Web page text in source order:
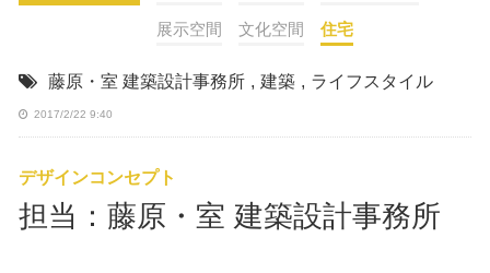
展示空間 文化空間 住宅
藤原・室 建築設計事務所 , 建築 , ライフスタイル
2017/2/22 9:40
デザインコンセプト
担当：藤原・室 建築設計事務所